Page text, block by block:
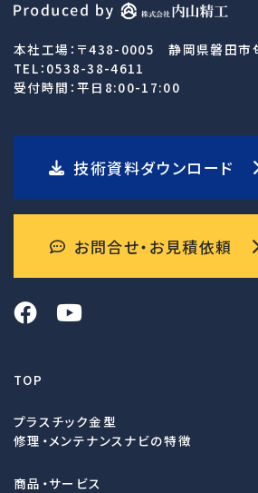
本社工場：〒438-0005 静岡県磐田市
TEL：0538-38-4611
受付時間：平日8:00-17:00
技術資料ダウンロード
お問合せ・お見積依頼
TOP
プラスチック金型
修理・メンテナンスナビの特徴
商品・サービス